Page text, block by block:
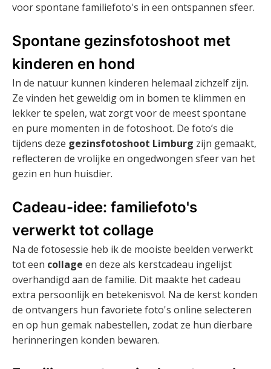
voor spontane familiefoto's in een ontspannen sfeer.
Spontane gezinsfotoshoot met
kinderen en hond
In de natuur kunnen kinderen helemaal zichzelf zijn.
Ze vinden het geweldig om in bomen te klimmen en
lekker te spelen, wat zorgt voor de meest spontane
en pure momenten in de fotoshoot. De foto’s die
tijdens deze gezinsfotoshoot Limburg zijn gemaakt,
reflecteren de vrolijke en ongedwongen sfeer van het
gezin en hun huisdier.
Cadeau-idee: familiefoto's
verwerkt tot collage
Na de fotosessie heb ik de mooiste beelden verwerkt
tot een collage en deze als kerstcadeau ingelijst
overhandigd aan de familie. Dit maakte het cadeau
extra persoonlijk en betekenisvol. Na de kerst konden
de ontvangers hun favoriete foto's online selecteren
en op hun gemak nabestellen, zodat ze hun dierbare
herinneringen konden bewaren.